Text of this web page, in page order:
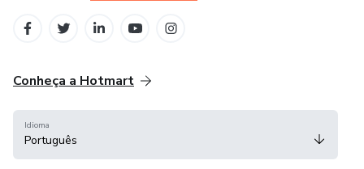
Conheça a Hotmart
Idioma
Português